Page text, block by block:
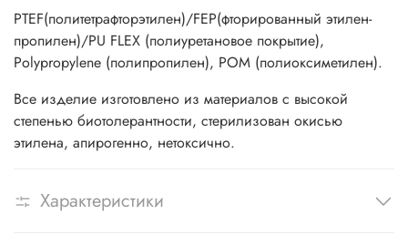
PTEF(политетрафторэтилен)/FEP(фторированный этилен-
пропилен)/PU FLEX (полиуретановое покрытие),
Polypropylene (полипропилен), РОМ (полиоксиметилен).
Все изделие изготовлено из материалов с высокой
степенью биотолерантности, стерилизован окисью
этилена, апирогенно, нетоксично.
Характеристики